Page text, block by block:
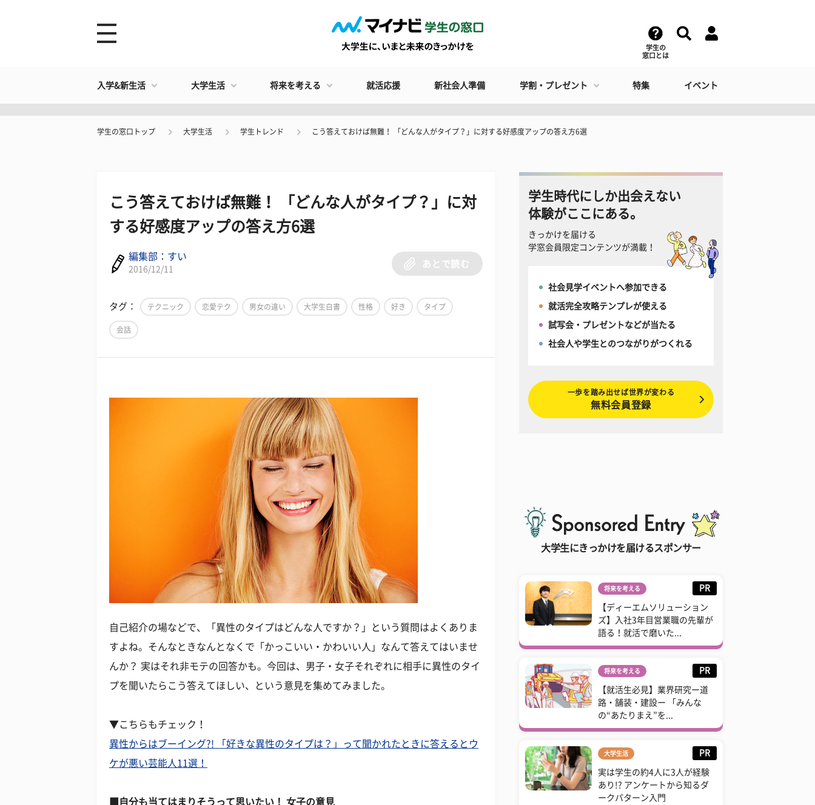
学生の
窓口とは
入学&新生活 大学生活 将来を考える 就活応援 新社会人準備 学割・プレゼント 特集 イベント
学生の窓口トップ 大学生活 学生トレンド こう答えておけば無難！ 「どんな人がタイプ？」に対する好感度アップの答え方6選
こう答えておけば無難！ 「どんな人がタイプ？」に対
する好感度アップの答え方6選
編集部：すい
2016/12/11
あとで読む
タグ： テクニック 恋愛テク 男女の違い 大学生白書 性格 好き タイプ
会話
自己紹介の場などで、「異性のタイプはどんな人ですか？」という質問はよくありま
すよね。そんなときなんとなくで「かっこいい・かわいい人」なんて答えてはいませ
んか？ 実はそれ非モテの回答かも。今回は、男子・女子それぞれに相手に異性のタイ
プを聞いたらこう答えてほしい、という意見を集めてみました。
▼こちらもチェック！
異性からはブーイング?! 「好きな異性のタイプは？」って聞かれたときに答えるとウ
ケが悪い芸能人11選！
■自分も当てはまりそうって思いたい！ 女子の意見
学生時代にしか出会えない
体験がここにある。
きっかけを届ける
学窓会員限定コンテンツが満載！
社会見学イベントへ参加できる
就活完全攻略テンプレが使える
試写会・プレゼントなどが当たる
社会人や学生とのつながりがつくれる
一歩を踏み出せば世界が変わる
無料会員登録
大学生にきっかけを届けるスポンサー
将来を考える PR
【ディーエムソリューション
ズ】入社3年目営業職の先輩が
語る！就活で磨いた...
将来を考える PR
【就活生必見】業界研究ー道
路・舗装・建設ー 「みんな
の“あたりまえ”を...
大学生活 PR
実は学生の約4人に3人が経験
あり!? アンケートから知るダ
ークパターン入門